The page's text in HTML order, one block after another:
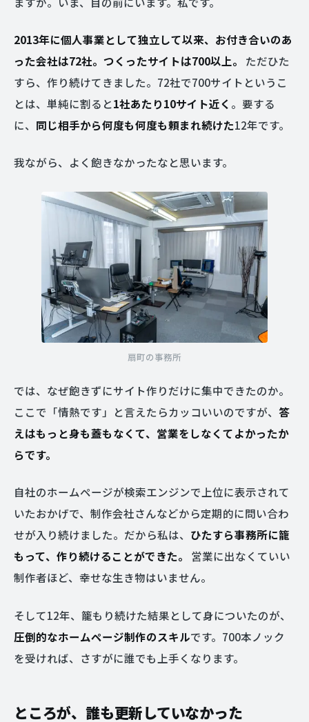
2013年に個人事業として独立して以来、お付き合いのあ
った会社は72社。つくったサイトは700以上。
ただひた
すら、作り続けてきました。72社で700サイトというこ
とは、単純に割ると1社あたり10サイト近く 。要する
に、 同じ相手から何度も何度も頼まれ続けた12年です。
我ながら、よく飽きなかったなと思います。
扇町の事務所
では、なぜ飽きずにサイト作りだけに集中できたのか。
ここで「情熱です」と言えたらカッコいいのですが、 答
えはもっと身も蓋もなくて、営業をしなくてよかったか
らです。
自社のホームページが検索エンジンで上位に表示されて
いたおかげで、制作会社さんなどから定期的に問い合わ
せが入り続けました。だから私は、 ひたすら事務所に籠
もって、作り続けることができた。
営業に出なくていい
制作者ほど、幸せな生き物はいません。
そして12年、籠もり続けた結果として身についたのが、
圧倒的なホームページ制作のスキルです。700本ノック
を受ければ、さすがに誰でも上手くなります。
ところが、誰も更新していなかった